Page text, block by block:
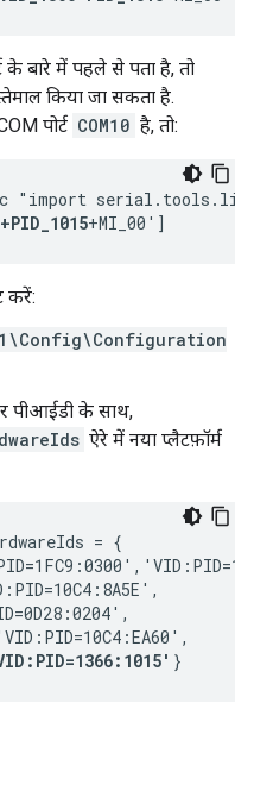
बारे में पहले से पता है, तो
किया जा सकता है.
पोर्ट COM10 है, तो:
c "import
+MI_00']
करें:
पीआईडी के साथ,
ऐरे में नया प्लैटफ़ॉर्म
= {
}